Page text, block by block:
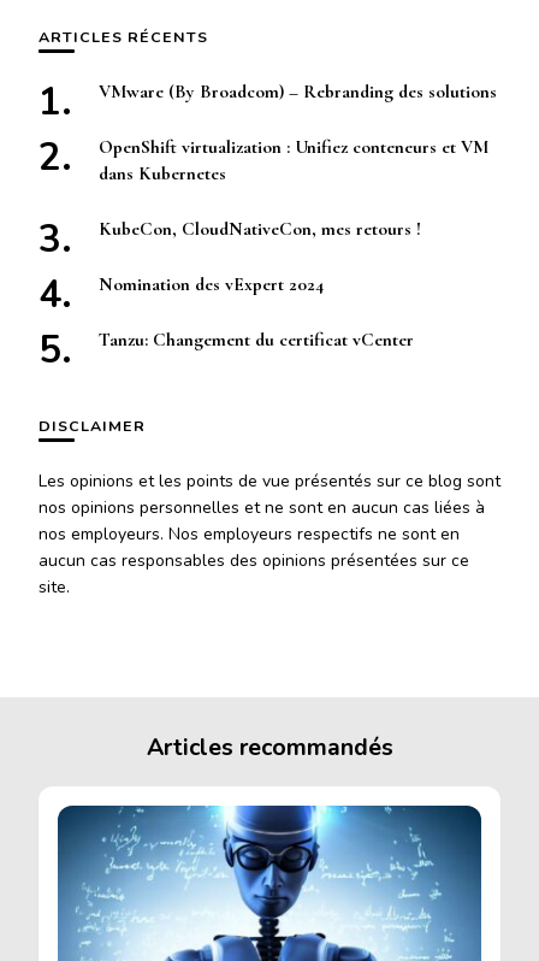
ARTICLES RÉCENTS
VMware (By Broadcom) – Rebranding des solutions
OpenShift virtualization : Unifiez conteneurs et VM
dans Kubernetes
KubeCon, CloudNativeCon, mes retours !
Nomination des vExpert 2024
Tanzu: Changement du certificat vCenter
DISCLAIMER
Les opinions et les points de vue présentés sur ce blog sont
nos opinions personnelles et ne sont en aucun cas liées à
nos employeurs. Nos employeurs respectifs ne sont en
aucun cas responsables des opinions présentées sur ce
site.
Articles recommandés